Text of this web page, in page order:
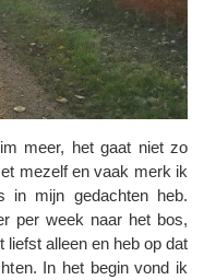
meer, het gaat niet zo
mezelf en vaak merk ik
in mijn gedachten heb.
per week naar het bos,
alleen en heb op dat
In het begin vond ik